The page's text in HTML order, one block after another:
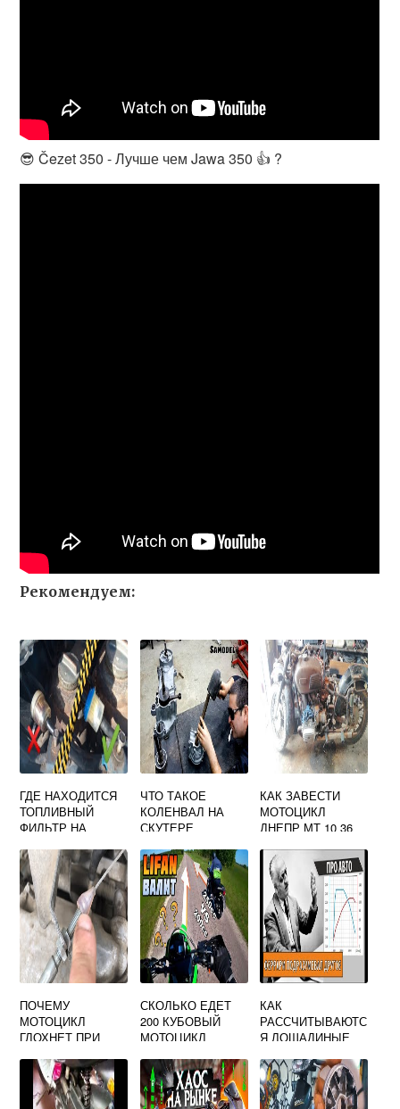
😎 Čezet 350 - Лучше чем Jawa 350 👍 ?
Рекомендуем:
ГДЕ НАХОДИТСЯ
ТОПЛИВНЫЙ
ФИЛЬТР НА
ДИО 35
ЧТО ТАКОЕ
КОЛЕНВАЛ НА
СКУТЕРЕ
КАК ЗАВЕСТИ
МОТОЦИКЛ
ДНЕПР МТ 10 36
ПОЧЕМУ
МОТОЦИКЛ
ГЛОХНЕТ ПРИ
ПЕРЕДАЧИ
СКОЛЬКО ЕДЕТ
200 КУБОВЫЙ
МОТОЦИКЛ
КАК
РАССЧИТЫВАЮТС
Я ЛОШАДИНЫЕ
МОТОЦИКЛЕ